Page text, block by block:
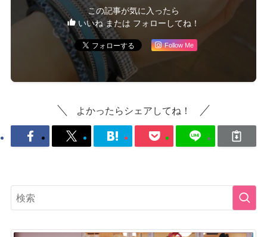
この記事が気に入ったら
いいね または フォローしてね！
Follow Me
よかったらシェアしてね！